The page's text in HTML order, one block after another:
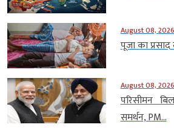
August 08, 2026
पूजा का
August 08, 2026
परिसीमन
समर्थन, PM...